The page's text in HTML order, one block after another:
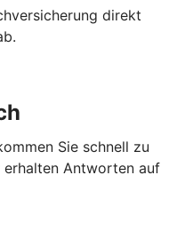
direkt
Sie schnell zu
erhalten Antworten auf